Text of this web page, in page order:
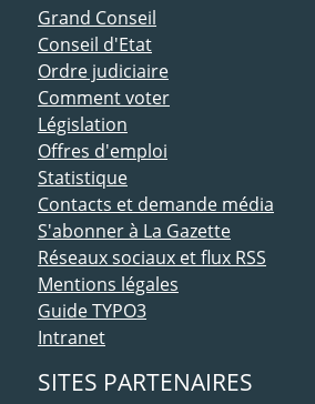
ACCÈS DIRECT
Grand Conseil
Conseil d'Etat
Ordre judiciaire
Comment voter
Législation
Offres d'emploi
Statistique
Contacts et demande média
S'abonner à La Gazette
Réseaux sociaux et flux RSS
Mentions légales
Guide TYPO3
Intranet
SITES PARTENAIRES